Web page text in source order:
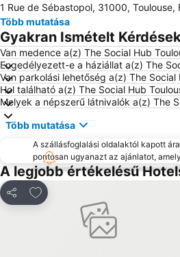
1 Rue de Sébastopol, 31000, Toulouse,
Több mutatása
Gyakran Ismételt
Van medence a(z) The Social Hub
Engedélyezett-e a háziállat a(z) The
Van parkolási lehetőség a(z) The Social
Hol található a(z) The Social Hub
Melyek a népszerű látnivalók a(z) The
Több mutatása
A szállásfoglalási oldalaktól kapott
pontosan ugyanazt az ajánlatot,
A legjobb értékelésű
Megosztás
Hozzáadás a kedvencekhez